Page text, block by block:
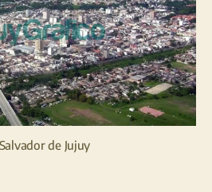
de Jujuy